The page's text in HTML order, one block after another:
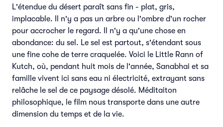
L'étendue du désert paraît sans fin - plat, gris,
implacable. Il n'y a pas un arbre ou l'ombre d'un rocher
pour accrocher le regard. Il n'y a qu'une chose en
abondance: du sel. Le sel est partout, s'étendant sous
une fine cohe de terre craquelée. Voici le Little Rann of
Kutch, où, pendant huit mois de l'année, Sanabhai et sa
famille vivent ici sans eau ni électricité, extrayant sans
relâche le sel de ce paysage désolé. Méditaiton
philosophique, le film nous transporte dans une autre
dimension du temps et de la vie.